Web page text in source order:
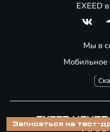
EXEED
Мы в
EXEED
Записаться на тест-